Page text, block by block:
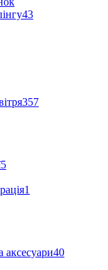
43
357
5
1
аксесуари40